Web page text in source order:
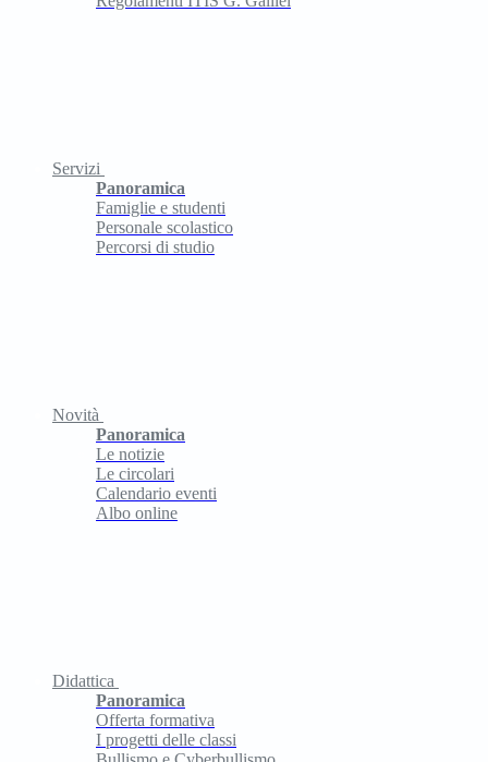
Servizi
Panoramica
Famiglie e studenti
Personale scolastico
Percorsi di studio
Novità
Panoramica
Le notizie
Le circolari
Calendario eventi
Albo online
Didattica
Panoramica
Offerta formativa
I progetti delle classi